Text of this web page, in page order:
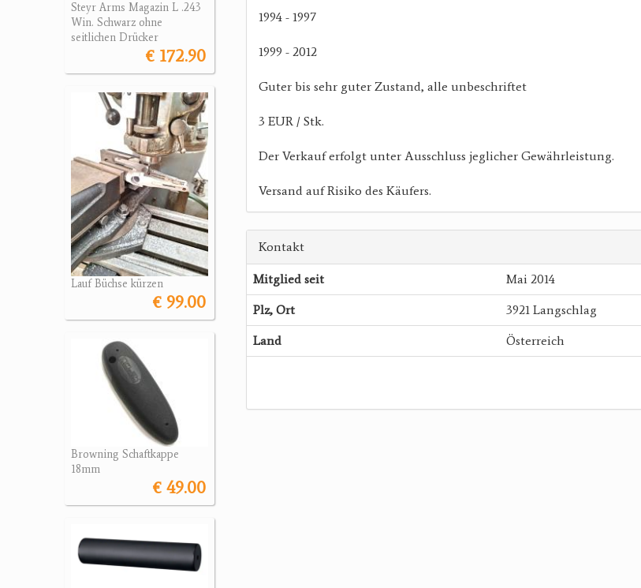
Steyr Arms Magazin L .243
Win. Schwarz ohne
seitlichen Drücker
€ 172.90
Lauf Büchse kürzen
€ 99.00
Browning Schaftkappe
18mm
€ 49.00
1994 - 1997
1999 - 2012
Guter bis sehr guter Zustand, alle unbeschriftet
3 EUR / Stk.
Der Verkauf erfolgt unter Ausschluss jeglicher Gewährleistung.
Versand auf Risiko des Käufers.
Kontakt
Mitglied seit Mai 2014
Plz, Ort 3921 Langschlag
Land Österreich